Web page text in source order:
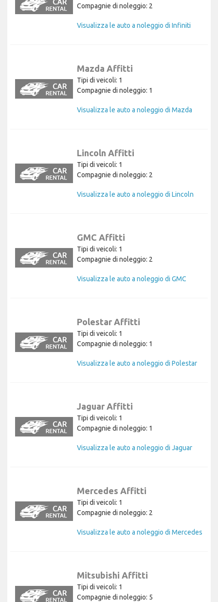
Compagnie di noleggio: 2
Visualizza le auto a noleggio di Infiniti
Mazda Affitti
Tipi di veicoli: 1
Compagnie di noleggio: 1
Visualizza le auto a noleggio di Mazda
Lincoln Affitti
Tipi di veicoli: 1
Compagnie di noleggio: 2
Visualizza le auto a noleggio di Lincoln
GMC Affitti
Tipi di veicoli: 1
Compagnie di noleggio: 2
Visualizza le auto a noleggio di GMC
Polestar Affitti
Tipi di veicoli: 1
Compagnie di noleggio: 1
Visualizza le auto a noleggio di Polestar
Jaguar Affitti
Tipi di veicoli: 1
Compagnie di noleggio: 1
Visualizza le auto a noleggio di Jaguar
Mercedes Affitti
Tipi di veicoli: 1
Compagnie di noleggio: 2
Visualizza le auto a noleggio di Mercedes
Mitsubishi Affitti
Tipi di veicoli: 1
Compagnie di noleggio: 5